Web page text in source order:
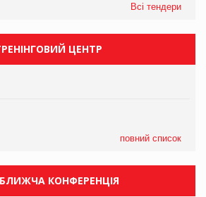
Всі тендери
ЦЕНТР
повний список
КОНФЕРЕНЦІЯ